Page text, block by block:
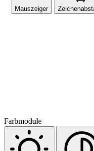
Mauszeiger
Farbmodule